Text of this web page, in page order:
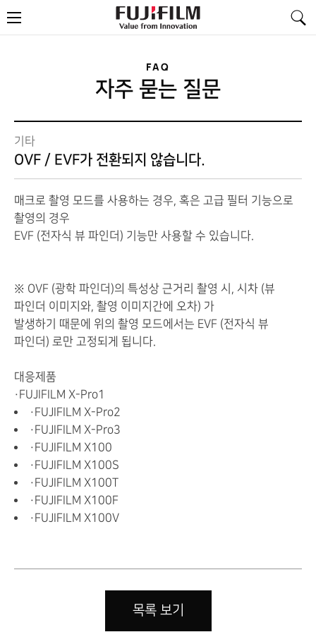
메
뉴
FAQ
자주 묻는 질문
기타
OVF / EVF가 전환되지 않습니다.
매크로 촬영 모드를 사용하는 경우, 혹은 고급 필터 기능으로
촬영의 경우
EVF (전자식 뷰 파인더 ) 기능만 사용할 수 있습니다.
※ OVF (광학 파인더 )의 특성상 근거리 촬영 시, 시차 (뷰
파인더 이미지와, 촬영 이미지간에 오차) 가
발생하기 때문에 위의 촬영 모드에서는 EVF (전자식 뷰
파인더 ) 로만 고정되게 됩니다.
대응제품
・FUJIFILM X-Pro1
・FUJIFILM X-Pro2
・FUJIFILM X-Pro3
・FUJIFILM X100
・FUJIFILM X100S
・FUJIFILM X100T
・FUJIFILM X100F
・FUJIFILM X100V
목록 보기